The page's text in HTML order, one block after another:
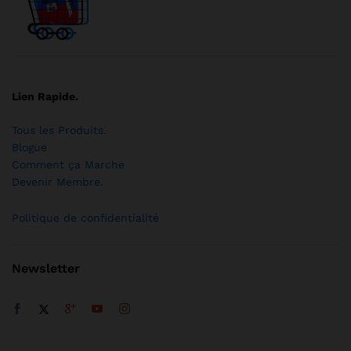
Lien Rapide.
Tous les Produits
Blogue
Comment ça Marche
Devenir Membre
Politique de confidentialité
Newsletter